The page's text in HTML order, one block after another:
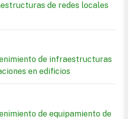
de redes locales
de infraestructuras
en edificios
de equipamiento de